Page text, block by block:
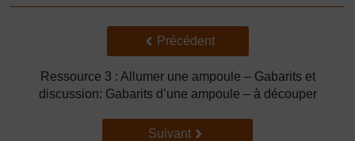
Précédent
Précédent
Ressource 3 : Allumer une ampoule – Gabarits et
discussion: Gabarits d’une ampoule – à découper
Suivant
Suivant